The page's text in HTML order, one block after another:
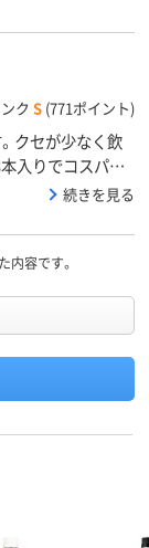
ク S (771ポイント)
クセが少なく飲
入りでコスパも
続きを見る
内容です。